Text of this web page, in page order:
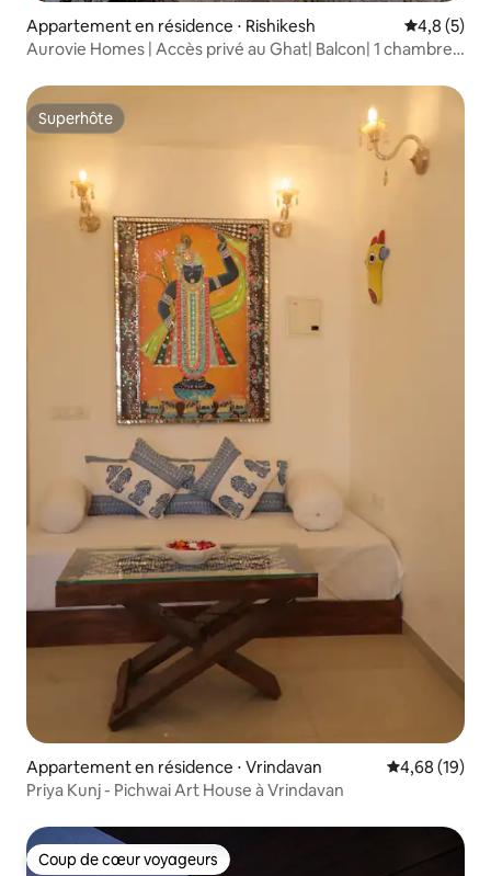
Appartement en résidence ⋅ Rishikesh Évaluation
4,8 (5)
Aurovie Homes | Accès privé au Ghat| Balcon| 1 chambre,
Superhôte
Superhôte
Appartement en résidence ⋅ Vrindavan Évaluation
4,68 (19)
Priya Kunj - Pichwai Art House à Vrindavan
Coup de cœur voyageurs
Coup de cœur voyageurs